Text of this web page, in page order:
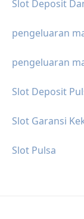
Slot Deposit
pengeluaran
pengeluaran
Slot Deposit
Slot Garansi
Slot Pulsa